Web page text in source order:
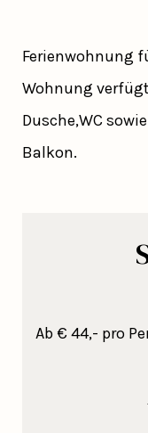
Ferienwohnung
Wohnung
Dusche,WC
Balkon.
Ab € 44,- pro